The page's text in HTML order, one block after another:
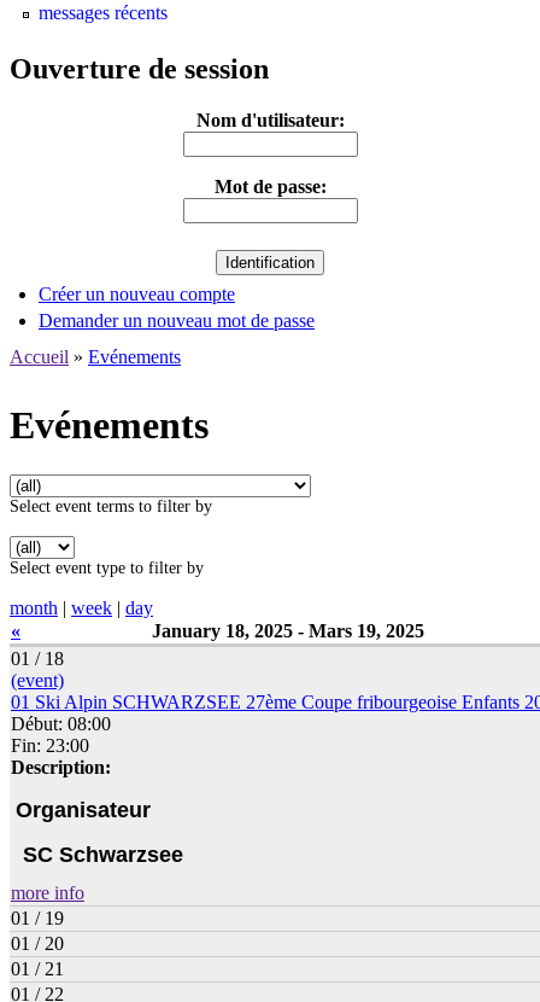
messages récents
Ouverture de session
Nom d'utilisateur:
Mot de passe:
Créer un nouveau compte
Demander un nouveau mot de passe
Accueil » Evénements
Evénements
Select event terms to filter by
Select event type to filter by
month | week | day
«
January 18, 2025 - Mars 19, 2025
01 / 18
(event)
01 Ski Alpin SCHWARZSEE 27ème Coupe fribourgeoise Enfants
Début: 08:00
Fin: 23:00
Description:
Organisateur
SC Schwarzsee
more info
01 / 19
01 / 20
01 / 21
01 / 22